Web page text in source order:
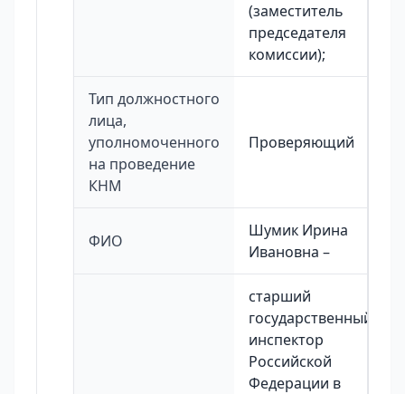
(заместитель
председателя
комиссии);
Тип должностного
лица,
уполномоченного
на проведение
КНМ
Проверяющий
ФИО
Шумик Ирина
Ивановна –
старший
государственный
инспектор
Российской
Федерации в